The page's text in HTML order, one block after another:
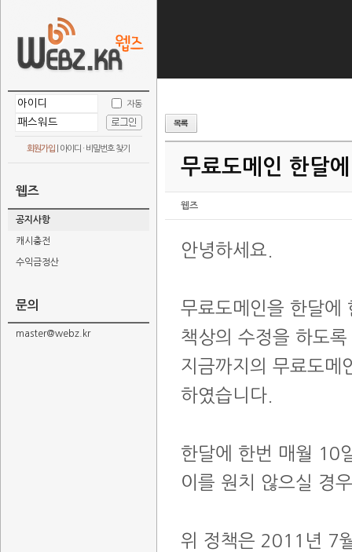
자동
회원가입 아이디 · 비밀번호 찾기
웹즈
공지사항
캐시충전
수익금정산
문의
master@webz.kr
무료도메인 한달
웹즈
안녕하세요.
무료도메인을 한달에
책상의 수정을 하도
지금까지의 무료도메
하였습니다.
한달에 한번 매월 10
이를 원치 않으실 경
위 정책은 2011년 7